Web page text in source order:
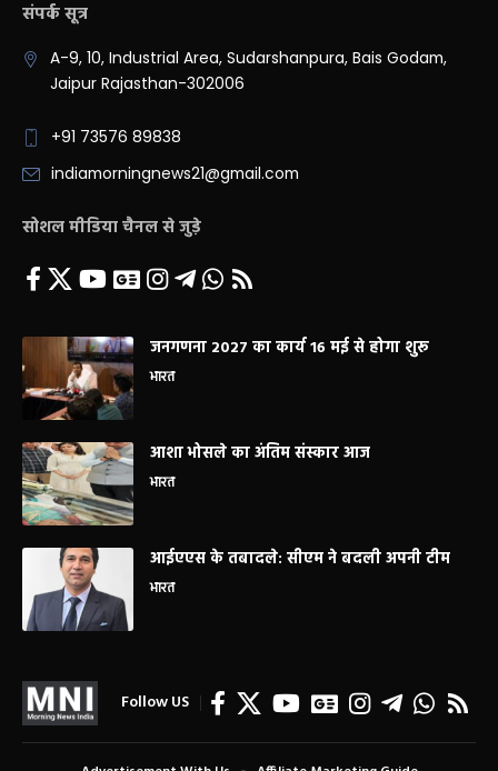
संपर्क सूत्र
A-9, 10, Industrial Area, Sudarshanpura, Bais Godam,
Jaipur Rajasthan-302006
+91 73576 89838
indiamorningnews21@gmail.com
सोशल मीडिया चैनल से जुड़े
जनगणना 2027 का कार्य 16 मई से होगा शुरू
भारत
आशा भोसले का अंतिम संस्कार आज
भारत
आईएएस के तबादले: सीएम ने बदली अपनी टीम
भारत
Follow US